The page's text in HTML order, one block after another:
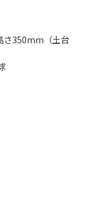
350mm（土台